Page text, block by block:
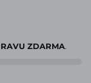
ZDARMA.